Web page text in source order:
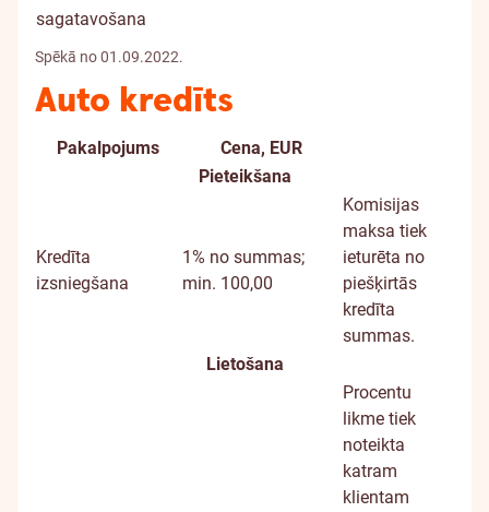
sagatavošana
Spēkā no 01.09.2022.
Auto kredīts
Pakalpojums Cena, EUR
Pieteikšana
Kredīta
izsniegšana
1% no summas;
min. 100,00
Komisijas
maksa tiek
ieturēta no
piešķirtās
kredīta
summas.
Lietošana
Procentu
likme tiek
noteikta
katram
klientam